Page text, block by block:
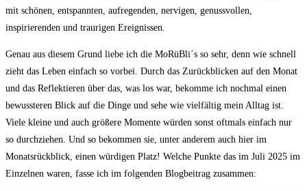
mit schönen, entspannten, aufregenden, nervigen, genussvollen,
inspirierenden und traurigen Ereignissen.
Genau aus diesem Grund liebe ich die MoRüBli´s so sehr, denn wie schnell
zieht das Leben einfach so vorbei. Durch das Zurückblicken auf den Monat
und das Reflektieren über das, was los war, bekomme ich nochmal einen
bewussteren Blick auf die Dinge und sehe wie vielfältig mein Alltag ist.
Viele kleine und auch größere Momente würden sonst oftmals einfach nur
so durchziehen. Und so bekommen sie, unter anderem auch hier im
Monatsrückblick, einen würdigen Platz! Welche Punkte das im Juli 2025 im
Einzelnen waren, fasse ich im folgenden Blogbeitrag zusammen: